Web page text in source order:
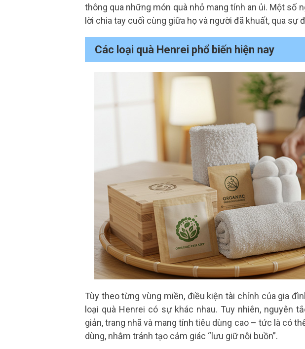
thông qua những món quà nhỏ mang tính an ủi. Một số
lời chia tay cuối cùng giữa họ và người đã khuất, qua sự
Các loại quà Henrei phổ biến hiện nay
Tùy theo từng vùng miền, điều kiện tài chính của gia
loại quà Henrei có sự khác nhau. Tuy nhiên, nguyên
giản, trang nhã và mang tính tiêu dùng cao – tức là có
dùng, nhằm tránh tạo cảm giác “lưu giữ nỗi buồn”.